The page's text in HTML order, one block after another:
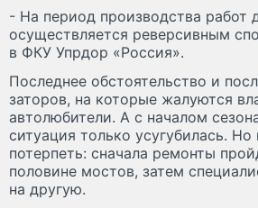
- На период производства работ
осуществляется реверсивным
в ФКУ Упрдор «Россия».
Последнее обстоятельство и
заторов, на которые жалуются
автолюбители. А с началом
ситуация только усугубилась. Но
потерпеть: сначала ремонты
половине мостов, затем
на другую.